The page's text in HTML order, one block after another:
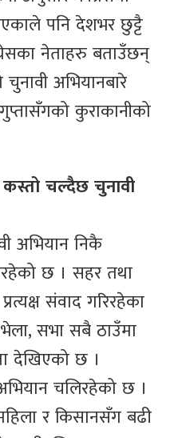
पनि देशभर छुट्टै
नेताहरु बताउँछन्
चुनावी अभियानबारे
कुराकानीको
कस्तो चल्दैछ चुनावी
अभियान निकै
छ । सहर तथा
संवाद गरिरहेका
सभा सबै ठाउँमा
देखिएको छ ।
चलिरहेको छ ।
र किसानसँग बढी